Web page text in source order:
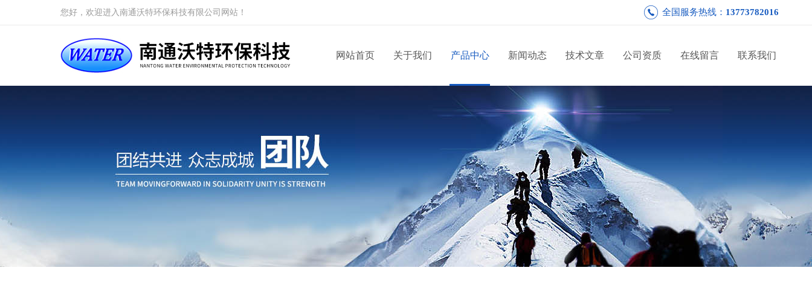
您好，欢迎进入南通沃特环保科技有限公司网站！ 全国服务热线： 13773782016
网站首页 关于我们 产品中心 新闻动态 技术文章 公司资质 在线留言 联系我们